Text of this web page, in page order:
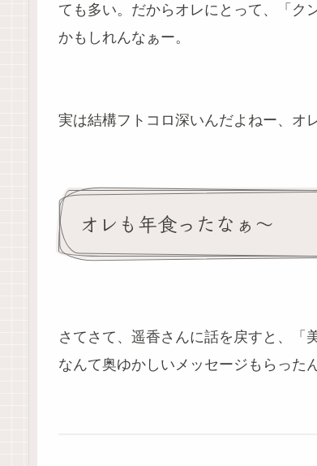
ても多い。だからオレにとって、「ク
かもしれんなぁー。
実は結構フトコロ深いんだよねー、オ
オレも年食ったなぁ～
さてさて、遥香さんに話を戻すと、「
なんて奥ゆかしいメッセージもらった